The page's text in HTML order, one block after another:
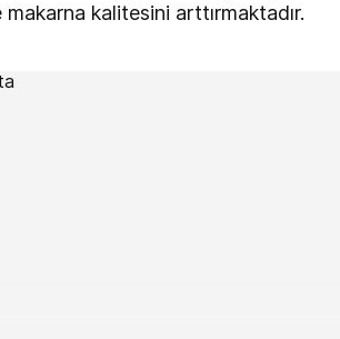
kalitesini arttırmaktadır.